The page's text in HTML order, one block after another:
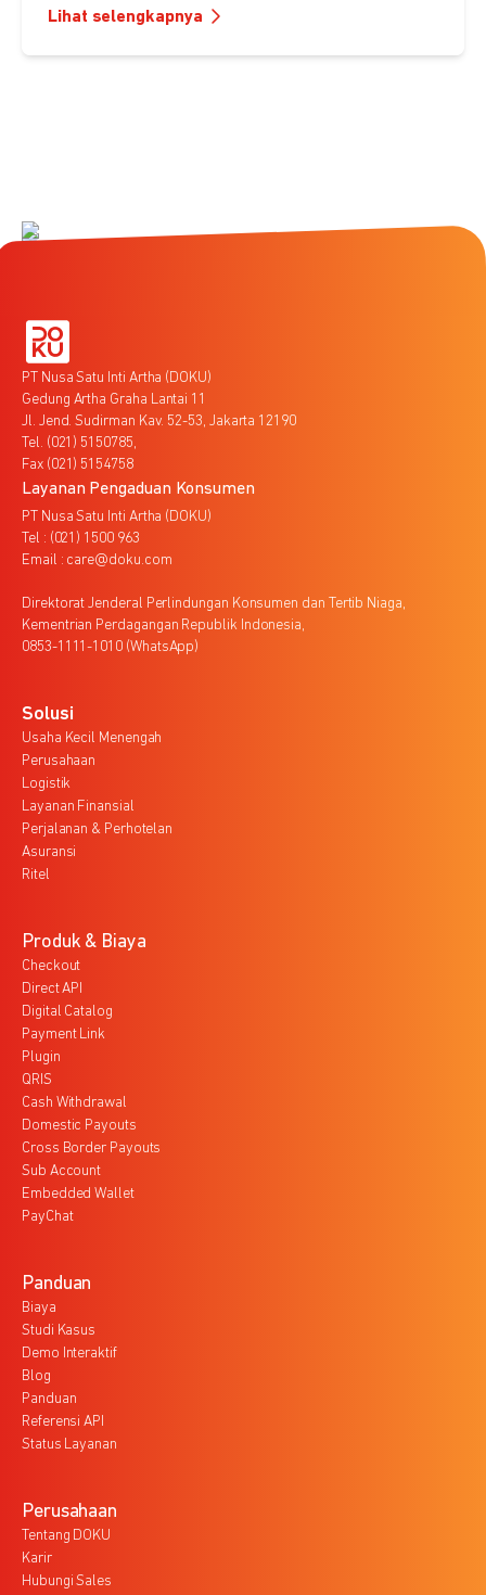
Lihat selengkapnya
PT Nusa Satu Inti Artha (DOKU)
Gedung Artha Graha Lantai 11
Jl. Jend. Sudirman Kav. 52-53, Jakarta 12190
Tel. (021) 5150785,
Fax (021) 5154758
Layanan Pengaduan Konsumen
PT Nusa Satu Inti Artha (DOKU)
Tel : (021) 1500 963
Email : care@doku.com
Direktorat Jenderal Perlindungan Konsumen dan Tertib Niaga,
Kementrian Perdagangan Republik Indonesia,
0853-1111-1010 (WhatsApp)
Solusi
Usaha Kecil Menengah
Perusahaan
Logistik
Layanan Finansial
Perjalanan & Perhotelan
Asuransi
Ritel
Produk & Biaya
Checkout
Direct API
Digital Catalog
Payment Link
Plugin
QRIS
Cash Withdrawal
Domestic Payouts
Cross Border Payouts
Sub Account
Embedded Wallet
PayChat
Panduan
Biaya
Studi Kasus
Demo Interaktif
Blog
Panduan
Referensi API
Status Layanan
Perusahaan
Tentang DOKU
Karir
Hubungi Sales